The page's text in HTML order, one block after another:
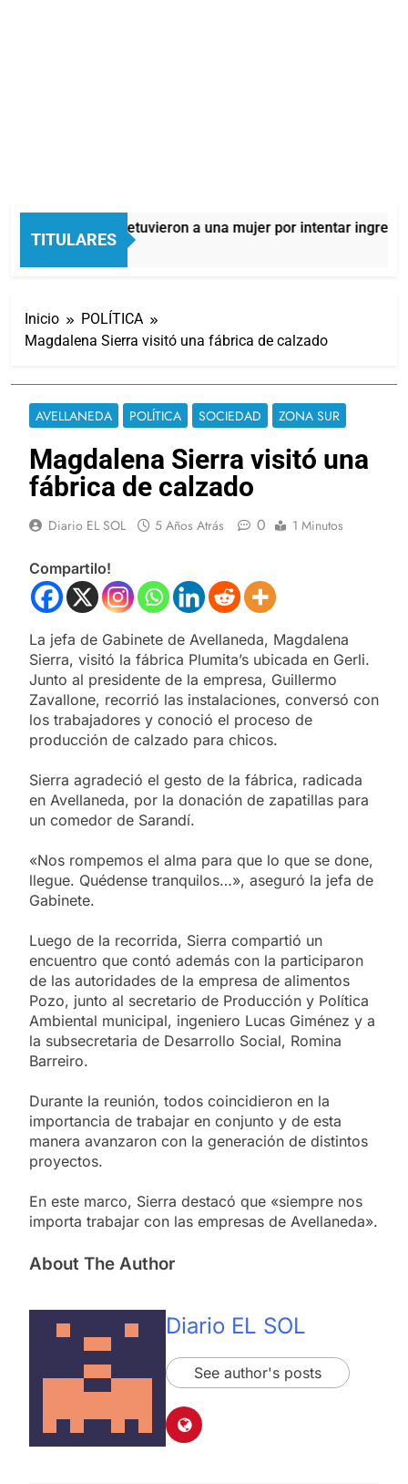
TITULARES
Quilmes: detuvieron a una mujer por intentar
9 Horas Atrás
Inicio
POLÍTICA
Magdalena Sierra visitó una fábrica de calzado
AVELLANEDA POLÍTICA SOCIEDAD ZONA SUR
Magdalena Sierra visitó una
fábrica de calzado
Diario EL SOL 5 Años Atrás 0 1 Minutos
Compartilo!
La jefa de Gabinete de Avellaneda, Magdalena
Sierra, visitó la fábrica Plumita’s ubicada en Gerli.
Junto al presidente de la empresa, Guillermo
Zavallone, recorrió las instalaciones, conversó con
los trabajadores y conoció el proceso de
producción de calzado para chicos.
Sierra agradeció el gesto de la fábrica, radicada
en Avellaneda, por la donación de zapatillas para
un comedor de Sarandí.
«Nos rompemos el alma para que lo que se done,
llegue. Quédense tranquilos…», aseguró la jefa de
Gabinete.
Luego de la recorrida, Sierra compartió un
encuentro que contó además con la participaron
de las autoridades de la empresa de alimentos
Pozo, junto al secretario de Producción y Política
Ambiental municipal, ingeniero Lucas Giménez y a
la subsecretaria de Desarrollo Social, Romina
Barreiro.
Durante la reunión, todos coincidieron en la
importancia de trabajar en conjunto y de esta
manera avanzaron con la generación de distintos
proyectos.
En este marco, Sierra destacó que «siempre nos
importa trabajar con las empresas de Avellaneda».
About The Author
Diario EL SOL
See author's posts